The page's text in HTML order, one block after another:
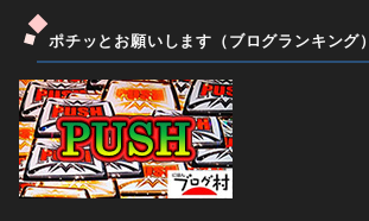
ポチッとお願いします（ブログランキング）